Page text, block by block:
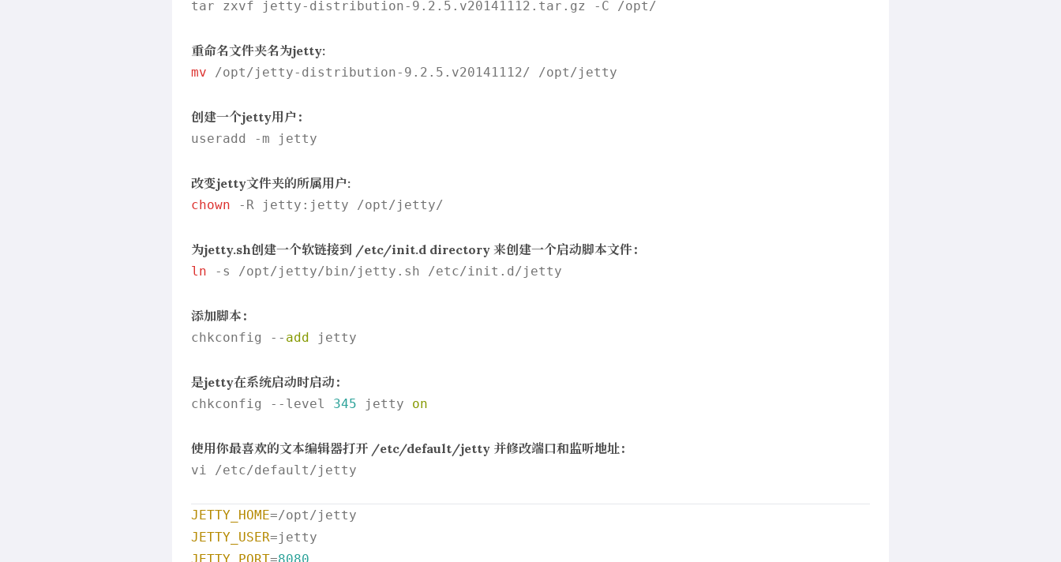
tar zxvf jetty-distribution-9.2.5.v20141112.tar.gz -C /opt/
重命名文件夹名为jetty:
mv /opt/jetty-distribution-9.2.5.v20141112/ /opt/jetty
创建一个jetty用户：
useradd -m jetty
改变jetty文件夹的所属用户:
chown -R jetty:jetty /opt/jetty/
为jetty.sh创建一个软链接到 /etc/init.d directory 来创建一个启动脚本文件：
ln -s /opt/jetty/bin/jetty.sh /etc/init.d/jetty
添加脚本：
chkconfig -- add jetty
是jetty在系统启动时启动：
chkconfig --level 345 jetty on
使用你最喜欢的文本编辑器打开 /etc/default/jetty 并修改端口和监听地址：
vi /etc/default/jetty
JETTY_HOME
JETTY_USER